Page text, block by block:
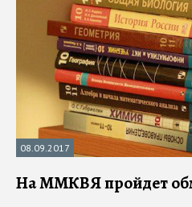
08.09.2017
На ММКВЯ пройдет